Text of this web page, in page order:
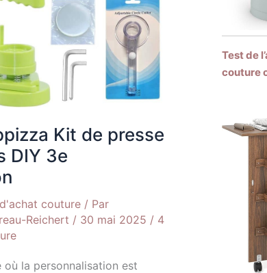
Kit de presse
DIY 3e
couture / Par
Reichert / 30 mai 2025 / 4
où la personnalisation est
Test de
couture